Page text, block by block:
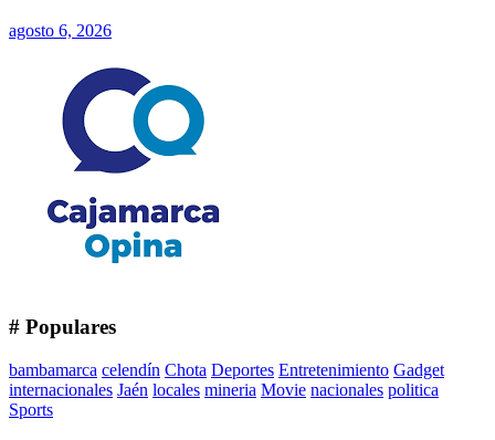
agosto 6, 2026
# Populares
bambamarca celendín Chota Deportes Entretenimiento Gadget
internacionales Jaén locales mineria Movie nacionales politica
Sports